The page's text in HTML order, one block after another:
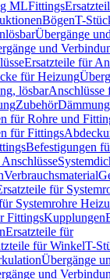
MLFittings
BögenT-
Übergänge
und
Ersatzteile für
für Heizung
lösbarAnschlüsse
Zubehör
für Rohre und
für Fittings
Befestigungen
Verbrauchsmaterial
für
Systemrohre
FittingsKupplungen
Ersatzteile für
für WinkelT-
Übergänge
und